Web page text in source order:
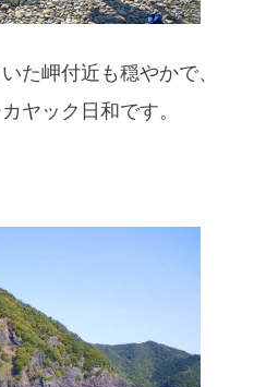
た岬付近も穏やかで、
ヤック日和です。